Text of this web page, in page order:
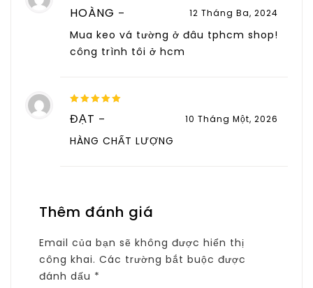
out of 5
HOÀNG – 12 Tháng Ba, 2024
Mua keo vá tường ở đâu tphcm shop!
công trình tôi ở hcm
ĐẠT – 10 Tháng Một, 2026
HÀNG CHẤT LƯỢNG
Thêm đánh giá
Email của bạn sẽ không được hiển thị
công khai. Các trường bắt buộc được
đánh dấu *